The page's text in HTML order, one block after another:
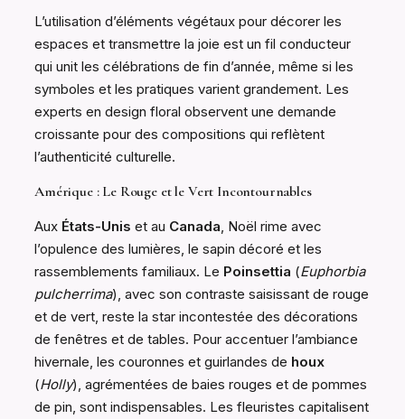
L’utilisation d’éléments végétaux pour décorer les
espaces et transmettre la joie est un fil conducteur
qui unit les célébrations de fin d’année, même si les
symboles et les pratiques varient grandement. Les
experts en design floral observent une demande
croissante pour des compositions qui reflètent
l’authenticité culturelle.
Amérique : Le Rouge et le Vert Incontournables
Aux États-Unis et au Canada, Noël rime avec
l’opulence des lumières, le sapin décoré et les
rassemblements familiaux. Le Poinsettia (Euphorbia
pulcherrima), avec son contraste saisissant de rouge
et de vert, reste la star incontestée des décorations
de fenêtres et de tables. Pour accentuer l’ambiance
hivernale, les couronnes et guirlandes de houx
(Holly), agrémentées de baies rouges et de pommes
de pin, sont indispensables. Les fleuristes capitalisent